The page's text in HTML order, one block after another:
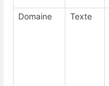
Domaine Texte